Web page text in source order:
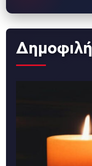
Δημοφιλή